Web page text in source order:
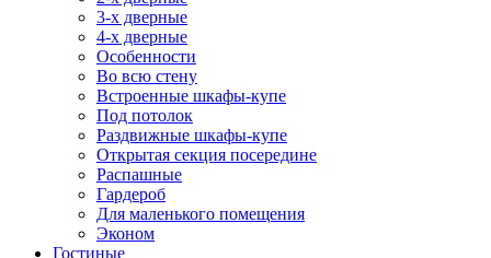
3-х дверные
4-х дверные
Особенности
Во всю стену
Встроенные шкафы-купе
Под потолок
Раздвижные шкафы-купе
Открытая секция посередине
Распашные
Гардероб
Для маленького помещения
Эконом
Гостиные